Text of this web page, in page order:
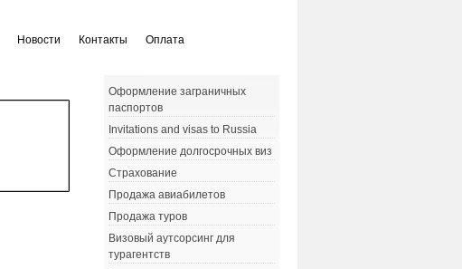
Новости Контакты Оплата
Оформление заграничных
паспортов
Invitations and visas to Russia
Оформление долгосрочных виз
Страхование
Продажа авиабилетов
Продажа туров
Визовый аутсорсинг для
турагентств